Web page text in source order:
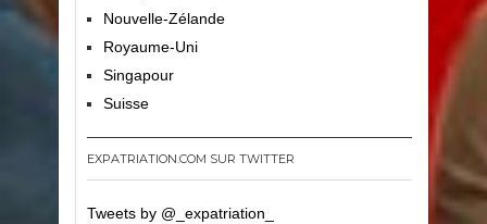
Nouvelle-Zélande
Royaume-Uni
Singapour
Suisse
EXPATRIATION.COM SUR TWITTER
Tweets by @_expatriation_